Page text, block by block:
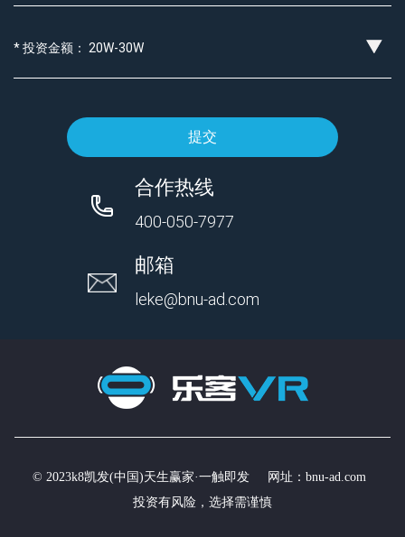
提交
合作热线
400-050-7977
邮箱
leke@bnu-ad.com
© 2023k8凯发(中国)天生赢家·一触即发 网址： bnu-ad.com
投资有风险，选择需谨慎